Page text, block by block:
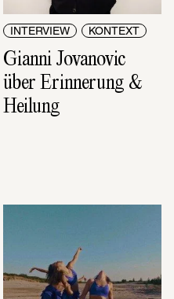
INTERVIEW KONTEXT
Gianni Jovanovic
über Erinnerung &
Heilung